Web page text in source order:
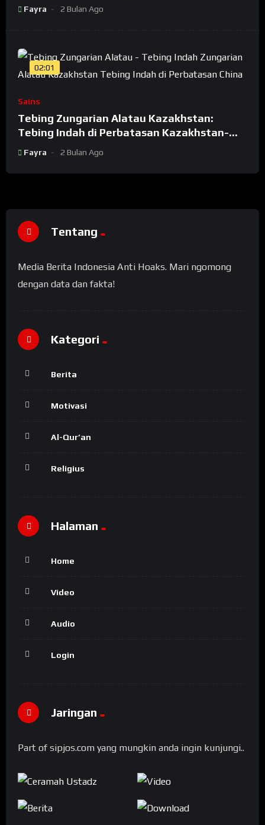
Fayra 2 Bulan Ago
02:01
Sains
Tebing Zungarian Alatau Kazakhstan:
Tebing Indah di Perbatasan Kazakhstan-
China
Fayra 2 Bulan Ago
Tentang
Media Berita Indonesia Anti Hoaks. Mari ngomong
dengan data dan fakta!
Kategori
Berita
Motivasi
Al-Qur’an
Religius
Halaman
Home
Video
Audio
Login
Jaringan
Part of sipjos.com yang mungkin anda ingin kunjungi..